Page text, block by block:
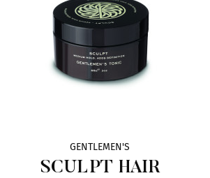
GENTLEMEN'S
SCULPT HAIR